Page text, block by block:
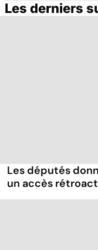
Don de
Les derniers
Les députés
un accès